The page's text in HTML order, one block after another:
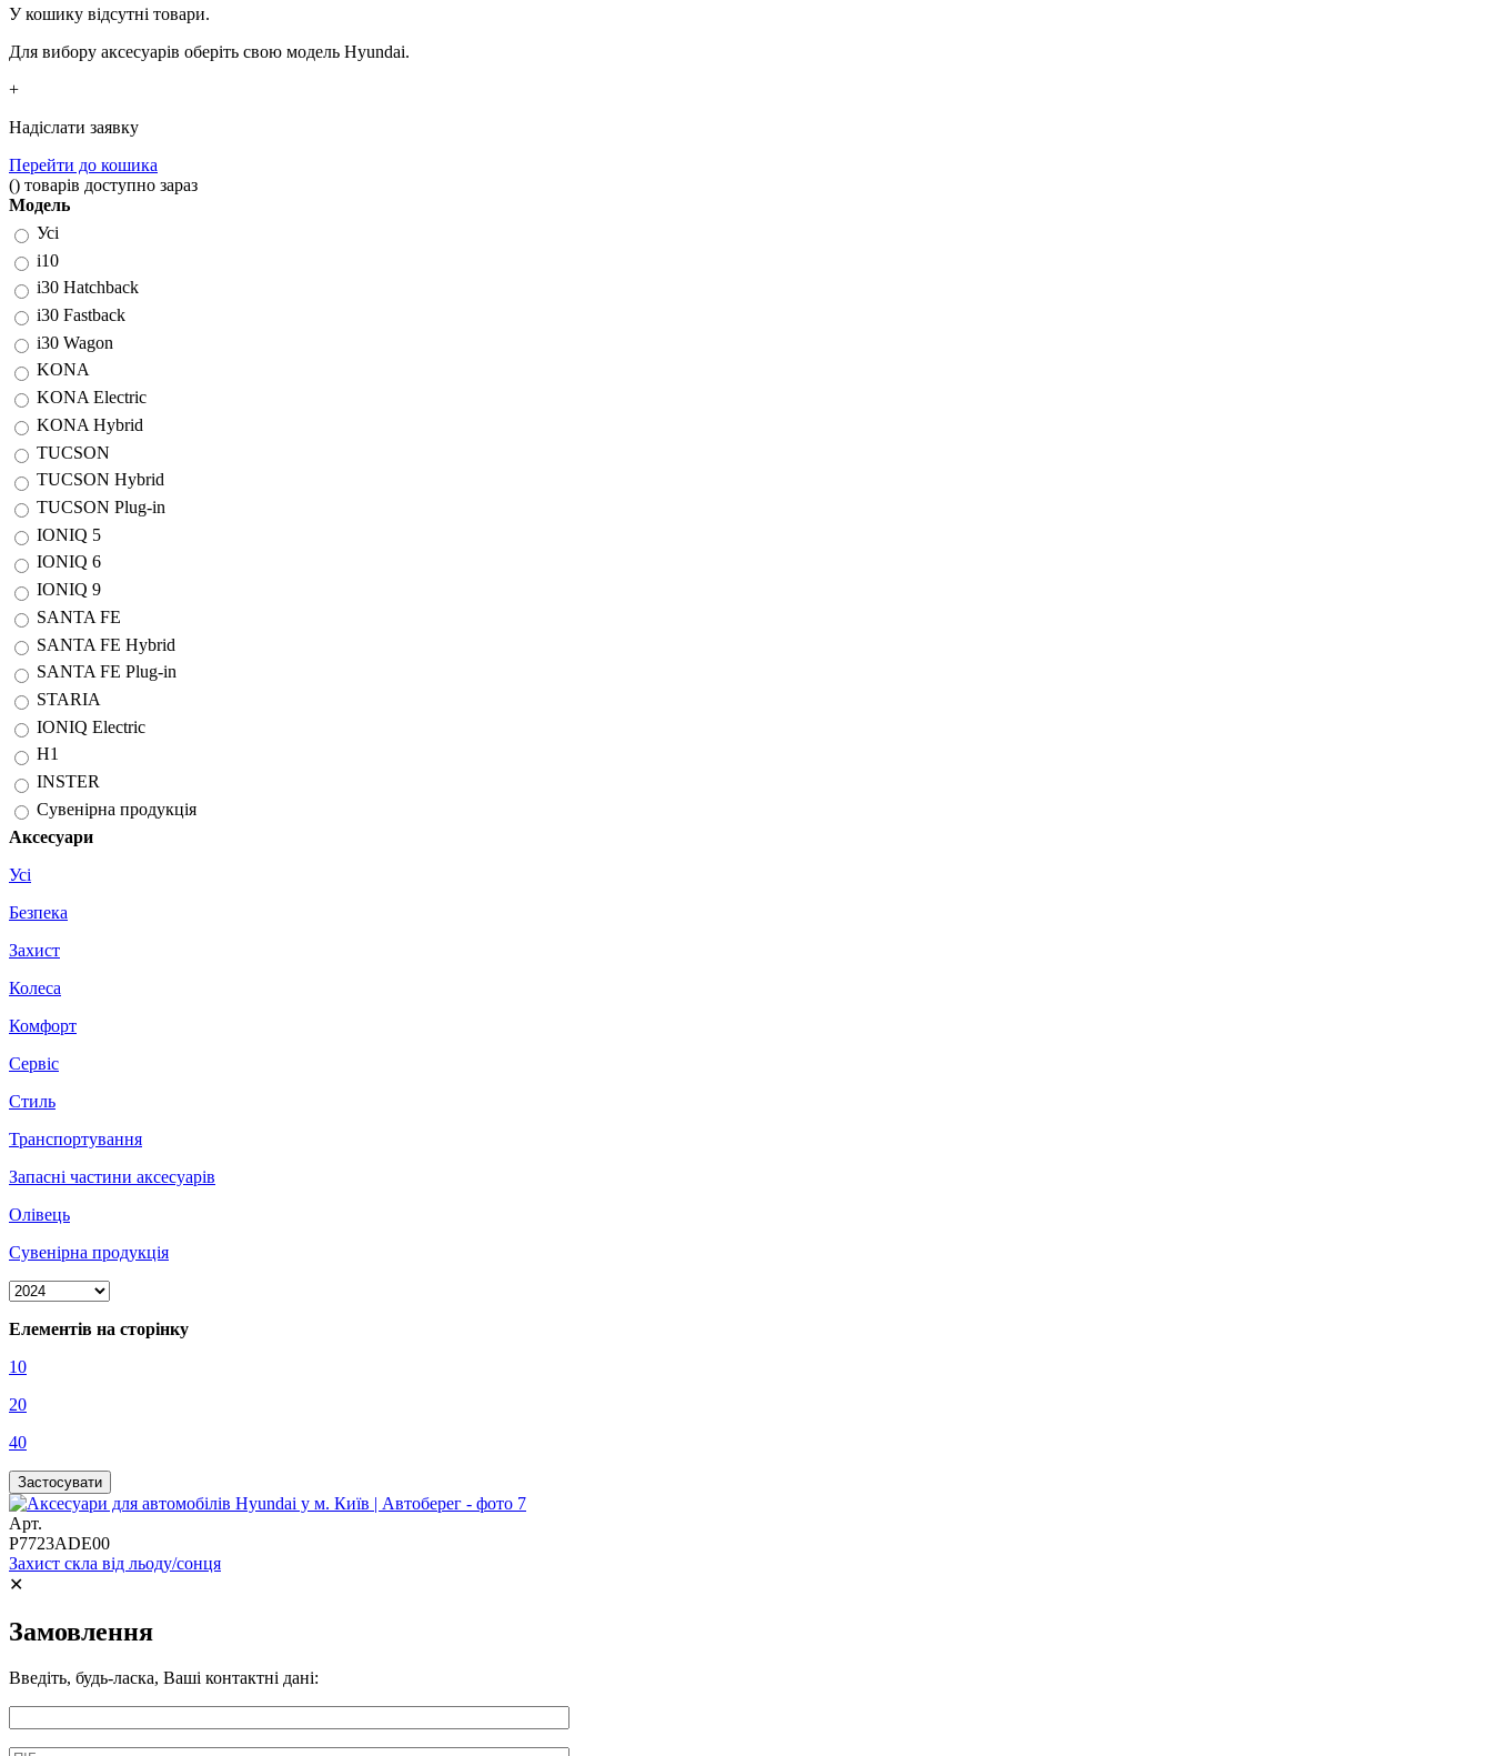
У кошику відсутні товари.
Для вибору аксесуарів оберіть свою модель Hyundai.
+
Надіслати заявку
Перейти до кошика
() товарів доступно зараз
Модель
Усі
i10
i30 Hatchback
i30 Fastback
i30 Wagon
KONA
KONA Electric
KONA Hybrid
TUCSON
TUCSON Hybrid
TUCSON Plug-in
IONIQ 5
IONIQ 6
IONIQ 9
SANTA FE
SANTA FE Hybrid
SANTA FE Plug-in
STARIA
IONIQ Electric
H1
INSTER
Сувенірна продукція
Аксесуари
Усі
Безпека
Захист
Колеса
Комфорт
Сервіс
Стиль
Транспортування
Запасні частини аксесуарів
Олівець
Сувенірна продукція
Елементів на сторінку
10
20
40
Арт.
P7723ADE00
Захист скла від льоду/сонця
✕
Замовлення
Введіть, будь-ласка, Ваші контактні дані: